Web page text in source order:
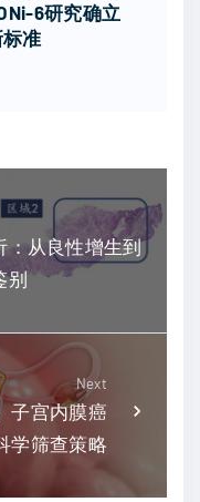
6研究确立
准
：从良性增生到
别
Next
子宫内膜癌
学筛查策略